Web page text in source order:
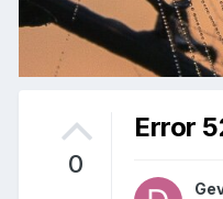
0
Error